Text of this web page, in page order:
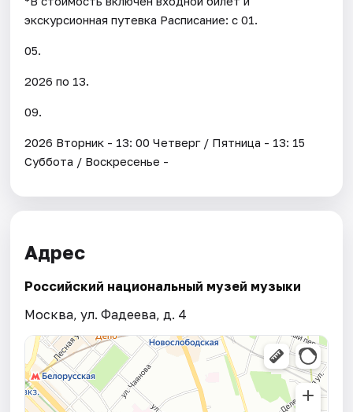
экскурсионная путевка Расписание: с 01.
05.
2026 по 13.
09.
2026 Вторник - 13: 00 Четверг / Пятница - 13: 15
Суббота / Воскресенье -
Адрес
Российский национальный музей музыки
Москва, ул. Фадеева, д. 4